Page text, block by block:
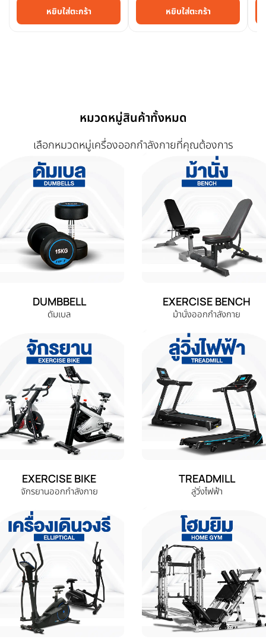
หยิบใส่ตะกร้า หยิบใส่ตะกร้า
หมวดหมู่สินค้าทั้งหมด
เลือกหมวดหมู่เครื่องออกกำลังกายที่คุณต้องการ
DUMBBELL
ดัมเบล
EXERCISE BENCH
ม้านั่งออกกำลังกาย
EXERCISE BIKE
จักรยานออกกำลังกาย
TREADMILL
ลู่วิ่งไฟฟ้า